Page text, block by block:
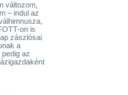
változom,
– indul az
on is
zászlósai
a
az